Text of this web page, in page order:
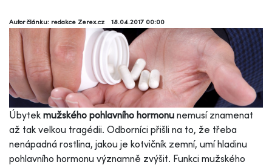
Autor článku: redakce Zerex.cz 18.04.2017 00:00
Úbytek mužského pohlavního hormonu nemusí znamenat
až tak velkou tragédii. Odborníci přišli na to, že třeba
nenápadná rostlina, jakou je kotvičník zemní, umí hladinu
pohlavního hormonu významně zvýšit. Funkci mužského